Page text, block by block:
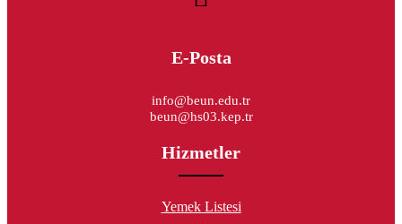
E-Posta
info@beun.edu.tr
beun@hs03.kep.tr
Hizmetler
Yemek Listesi